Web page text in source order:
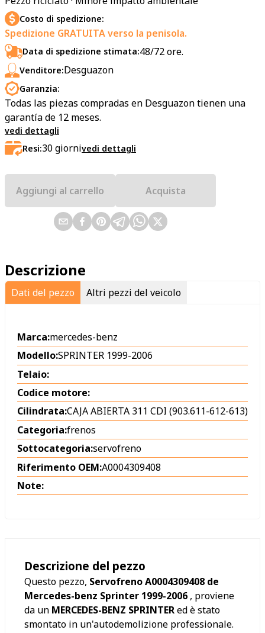
Costo di spedizione:
Spedizione GRATUITA verso la penisola.
Data di spedizione stimata:48/72 ore.
Venditore:Desguazon
Garanzia:
Todas las piezas compradas en Desguazon tienen una
garantía de 12 meses.
vedi dettagli
Resi:30giornivedi dettagli
Aggiungi al carrello Acquista
Descrizione
Dati del pezzo Altri pezzi del veicolo
Marca:mercedes-benz
Modello:SPRINTER 1999-2006
Telaio:
Codice motore:
Cilindrata:CAJA ABIERTA 311 CDI (903.611-612-613)
Categoria:frenos
Sottocategoria:servofreno
Riferimento OEM:A0004309408
Note:
Descrizione del pezzo
Questo pezzo, Servofreno A0004309408 de
Mercedes-benz Sprinter 1999-2006 , proviene
da un MERCEDES-BENZ SPRINTERed è stato
smontato in un'autodemolizione professionale.